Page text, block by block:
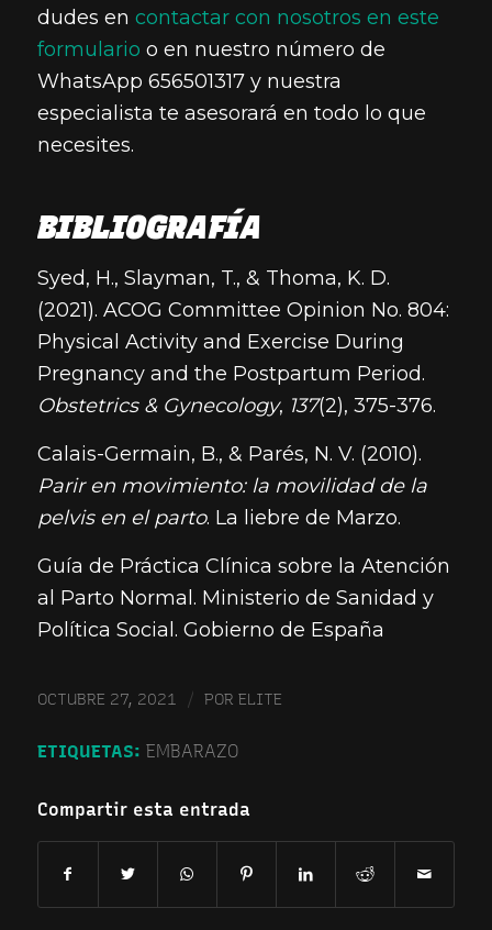
dudes en contactar con nosotros en este
formulario o en nuestro número de
WhatsApp 656501317 y nuestra
especialista te asesorará en todo lo que
necesites.
BIBLIOGRAFÍA
Syed, H., Slayman, T., & Thoma, K. D.
(2021). ACOG Committee Opinion No. 804:
Physical Activity and Exercise During
Pregnancy and the Postpartum Period.
Obstetrics & Gynecology, 137(2), 375-376.
Calais-Germain, B., & Parés, N. V. (2010).
Parir en movimiento: la movilidad de la
pelvis en el parto. La liebre de Marzo.
Guía de Práctica Clínica sobre la Atención
al Parto Normal. Ministerio de Sanidad y
Política Social. Gobierno de España
OCTUBRE 27, 2021 / POR ELITE
ETIQUETAS: EMBARAZO
Compartir esta entrada